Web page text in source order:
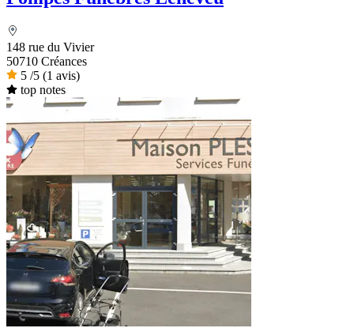
148 rue du Vivier
50710 Créances
5 /5 (1 avis)
top notes